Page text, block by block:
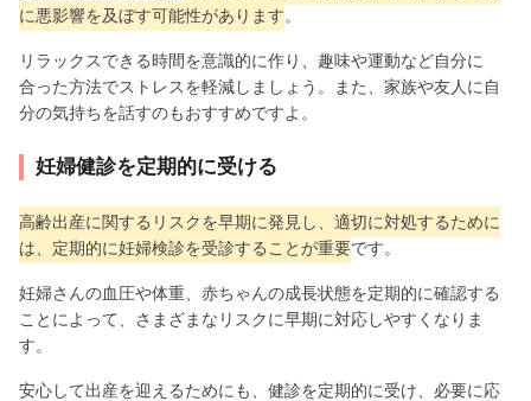
に悪影響を及ぼす可能性があります。
リラックスできる時間を意識的に作り、趣味や運動など自分に
合った方法でストレスを軽減しましょう。また、家族や友人に自
分の気持ちを話すのもおすすめですよ。
妊婦健診を定期的に受ける
高齢出産に関するリスクを早期に発見し、適切に対処するために
は、定期的に妊婦検診を受診することが重要です。
妊婦さんの血圧や体重、赤ちゃんの成長状態を定期的に確認する
ことによって、さまざまなリスクに早期に対応しやすくなりま
す。
安心して出産を迎えるためにも、健診を定期的に受け、必要に応